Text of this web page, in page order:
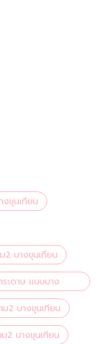
งขุนเทียน
2 บางขุนเทียน
ะดาษ แบบบาง
ม2 บางขุนเทียน
2 บางขุนเทียน